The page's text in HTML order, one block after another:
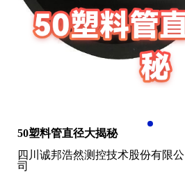
50塑料管直径大揭秘
四川诚邦浩然测控技术股份有限公
司